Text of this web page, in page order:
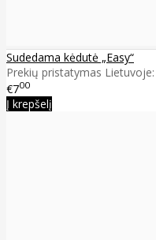
Sudedama kėdutė „Easy“
Prekių pristatymas
€700
Į krepšelį